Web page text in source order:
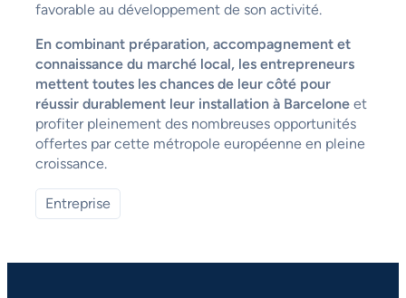
favorable au développement de son activité.
En combinant préparation, accompagnement et
connaissance du marché local, les entrepreneurs
mettent toutes les chances de leur côté pour
réussir durablement leur installation à Barceloneet
profiter pleinement des nombreuses opportunités
offertes par cette métropole européenne en pleine
croissance.
Entreprise